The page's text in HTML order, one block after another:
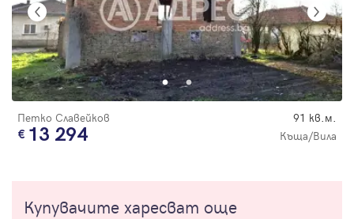
Петко Славейков 91 кв.м.
13 294 Къща/Вила
Купувачите харесват още